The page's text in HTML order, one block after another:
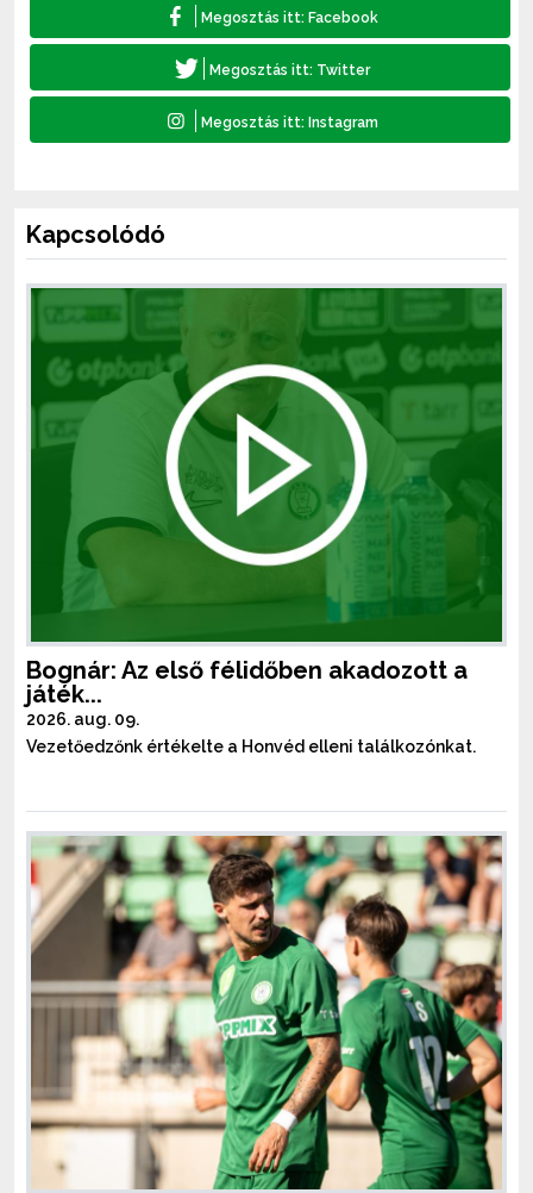
Kapcsolódó
Bognár: Az első félidőben akadozott a
játék...
2026. aug. 09.
Vezetőedzőnk értékelte a Honvéd elleni találkozónkat.